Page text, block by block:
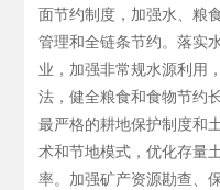
面节约制度，加强水、粮
管理和全链条节约。落实
业，加强非常规水源利用
法，健全粮食和食物节约
最严格的耕地保护制度和
术和节地模式，优化存量
率。加强矿产资源勘查、